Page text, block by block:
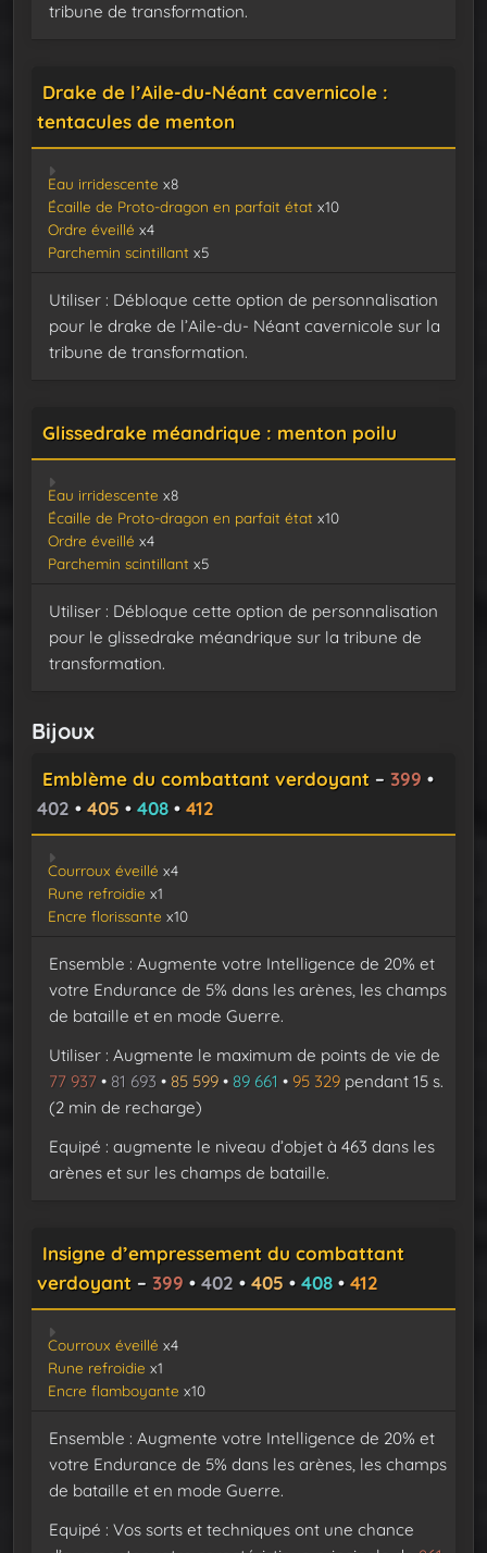
tribune de transformation.
Drake de l’Aile-du-Néant cavernicole :
tentacules de menton
Eau irridescente x8
Écaille de Proto-dragon en parfait état x10
Ordre éveillé x4
Parchemin scintillant x5
Utiliser : Débloque cette option de personnalisation
pour le drake de l’Aile-du- Néant cavernicole sur la
tribune de transformation.
Glissedrake méandrique : menton poilu
Eau irridescente x8
Écaille de Proto-dragon en parfait état x10
Ordre éveillé x4
Parchemin scintillant x5
Utiliser : Débloque cette option de personnalisation
pour le glissedrake méandrique sur la tribune de
transformation.
Bijoux
Emblème du combattant verdoyant – 399 •
402 • 405 • 408 • 412
Courroux éveillé x4
Rune refroidie x1
Encre florissante x10
Ensemble : Augmente votre Intelligence de 20% et
votre Endurance de 5% dans les arènes, les champs
de bataille et en mode Guerre.
Utiliser : Augmente le maximum de points de vie de
77 937 • 81 693 • 85 599 • 89 661 • 95 329 pendant 15 s.
(2 min de recharge)
Equipé : augmente le niveau d’objet à 463 dans les
arènes et sur les champs de bataille.
Insigne d’empressement du combattant
verdoyant – 399 • 402 • 405 • 408 • 412
Courroux éveillé x4
Rune refroidie x1
Encre flamboyante x10
Ensemble : Augmente votre Intelligence de 20% et
votre Endurance de 5% dans les arènes, les champs
de bataille et en mode Guerre.
Equipé : Vos sorts et techniques ont une chance